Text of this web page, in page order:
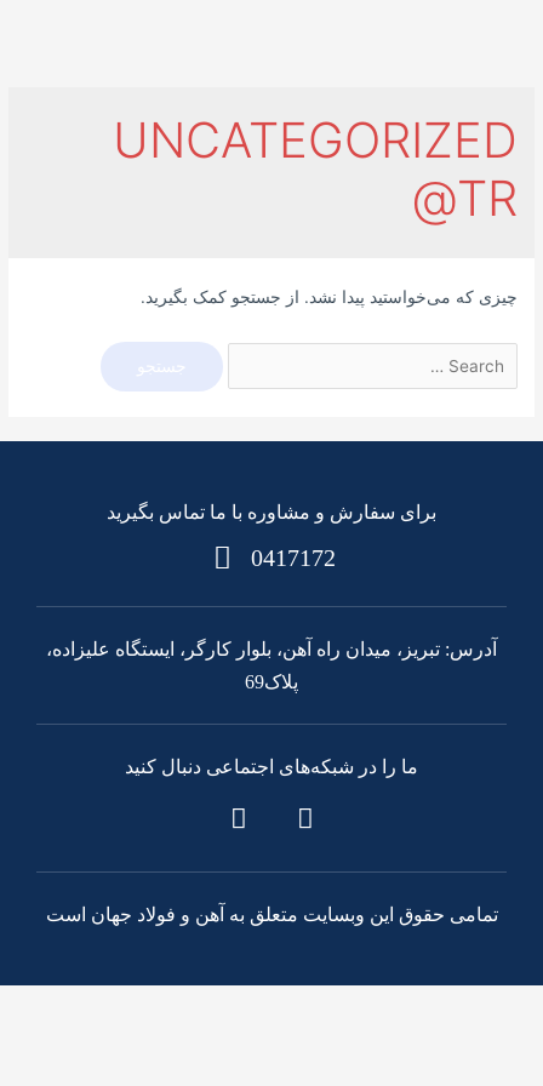
UNCATEGORIZED
@TR
چیزی که می‌خواستید پیدا نشد. از جستجو کمک بگیرید.
برای سفارش و مشاوره با ما تماس بگیرید
0417172
آدرس: تبریز، میدان راه آهن، بلوار کارگر، ایستگاه علیزاده،
پلاک69
ما را در شبکه‌های اجتماعی دنبال کنید
تمامی حقوق این وبسایت متعلق به آهن و فولاد جهان است